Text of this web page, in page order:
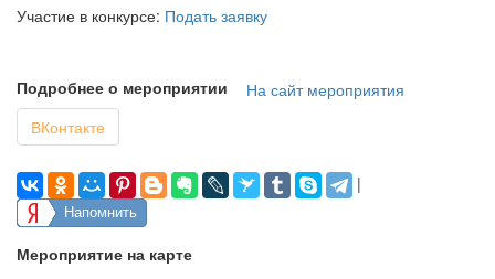
Участие в конкурсе: Подать заявку
Подробнее о мероприятии
На сайт мероприятия
ВКонтакте
|
Напомнить
Мероприятие на карте